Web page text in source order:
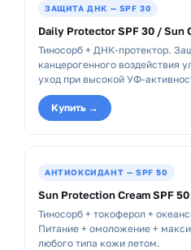
ЗАЩИТА ДНК — SPF 30
Daily Protector SPF 30 / Sun
Тиносорб + ДНК-протектор.
канцерогенного воздействия
уход при высокой УФ-
Купить →
АНТИОКСИДАНТ — SPF 50
Sun Protection Cream SPF
Тиносорб + токоферол +
Питание + омоложение +
любого типа кожи летом.